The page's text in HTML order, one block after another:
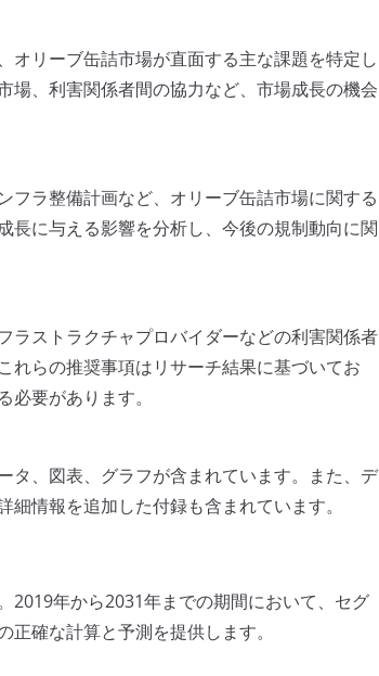
オリーブ缶詰市場が直面する主な課題を特定し
場、利害関係者間の協力など、市場成長の機会
フラ整備計画など、オリーブ缶詰市場に関する
長に与える影響を分析し、今後の規制動向に関
ラストラクチャプロバイダーなどの利害関係者
れらの推奨事項はリサーチ結果に基づいてお
要があります。
タ、図表、グラフが含まれています。また、デ
情報を追加した付録も含まれています。
2019年から2031年までの期間において、セグ
確な計算と予測を提供します。